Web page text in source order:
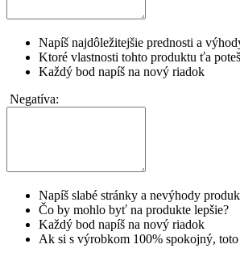
Napíš najdôležitejšie prednosti a
Ktoré vlastnosti tohto produktu ťa
Každý bod napíš na nový riadok
Negatíva:
Napíš slabé stránky a nevýhody
Čo by mohlo byť na produkte lepšie?
Každý bod napíš na nový riadok
Ak si s výrobkom 100% spokojný,